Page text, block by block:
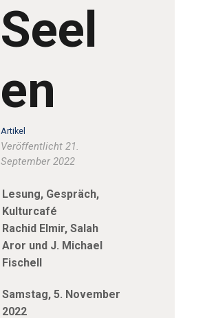
Seel
en
Artikel
Veröffentlicht 21.
September 2022
Lesung, Gespräch,
Kulturcafé
Rachid Elmir, Salah
Aror und J. Michael
Fischell
Samstag, 5. November
2022